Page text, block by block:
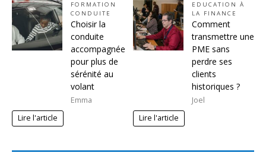
FORMATION
CONDUITE
Choisir la
conduite
accompagnée
pour plus de
sérénité au
volant
Emma
Lire l'article
EDUCATION À
LA FINANCE
Comment
transmettre une
PME sans
perdre ses
clients
historiques ?
Joel
Lire l'article